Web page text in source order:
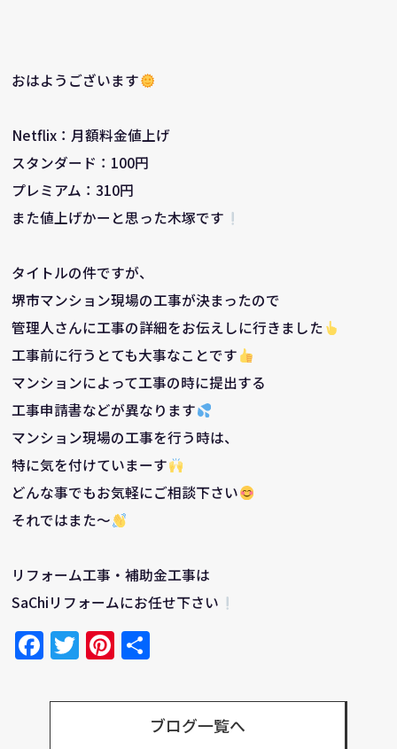
おはようございます
Netflix：月額料金値上げ
スタンダード：100円
プレミアム：310円
また値上げかーと思った木塚です
タイトルの件ですが、
堺市マンション現場の工事が決まったので
管理人さんに工事の詳細をお伝えしに行きました
工事前に行うとても大事なことです
マンションによって工事の時に提出する
工事申請書などが異なります
マンション現場の工事を行う時は、
特に気を付けていまーす
どんな事でもお気軽にご相談下さい
それではまた～
リフォーム工事・補助金工事は
SaChiリフォームにお任せ下さい
Facebook
TwitterPinterest
ブログ一覧へ